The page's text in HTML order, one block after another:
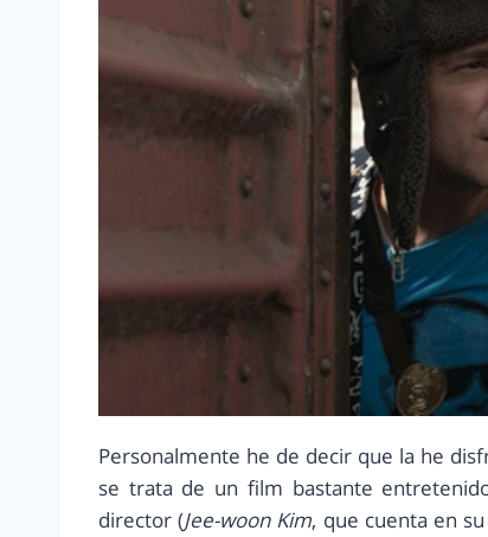
Personalmente he de decir que la he
se trata de un film bastante
director (Jee-woon Kim, que cuenta en